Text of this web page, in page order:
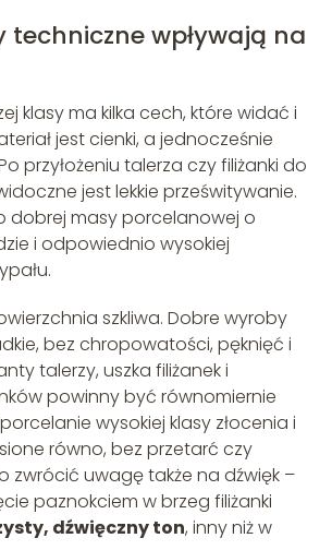
techniczne wpływają na
klasy ma kilka cech, które widać i
jest cienki, a jednocześnie
przyłożeniu talerza czy filiżanki do
jest lekkie prześwitywanie.
dobrej masy porcelanowej o
i odpowiednio wysokiej
szkliwa. Dobre wyroby
bez chropowatości, pęknięć i
talerzy, uszka filiżanek i
powinny być równomiernie
wysokiej klasy złocenia i
równo, bez przetarć czy
zwrócić uwagę także na dźwięk –
paznokciem w brzeg filiżanki
dźwięczny ton, inny niż w